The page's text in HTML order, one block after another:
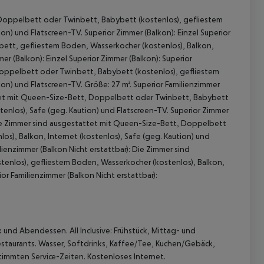
oder Twinbett, Babybett (kostenlos), gefliestem
und Flatscreen-TV. Superior Zimmer (Balkon): Einzel Superior
gefliestem Boden, Wasserkocher (kostenlos), Balkon,
(Balkon): Einzel Superior Zimmer (Balkon): Superior
oder Twinbett, Babybett (kostenlos), gefliestem
und Flatscreen-TV. Größe: 27 m². Superior Familienzimmer
mit Queen-Size-Bett, Doppelbett oder Twinbett, Babybett
Safe (geg. Kaution) und Flatscreen-TV. Superior Zimmer
Zimmer sind ausgestattet mit Queen-Size-Bett, Doppelbett
Balkon, Internet (kostenlos), Safe (geg. Kaution) und
(Balkon Nicht erstattbar): Die Zimmer sind
gefliestem Boden, Wasserkocher (kostenlos), Balkon,
Familienzimmer (Balkon Nicht erstattbar):
Abendessen. All Inclusive: Frühstück, Mittag- und
Wasser, Softdrinks, Kaffee/Tee, Kuchen/Gebäck,
Service-Zeiten. Kostenloses Internet.